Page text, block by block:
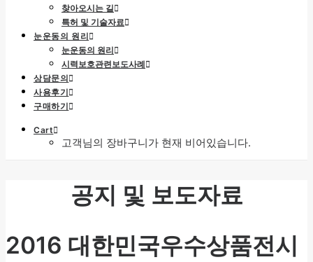
찾아오시는 길
특허 및 기술자료
눈운동의 원리
눈운동의 원리
시력보호관련보도사례
상담문의
사용후기
구매하기
Cart
고객님의 장바구니가 현재 비어있습니다.
공지 및 보도자료
2016 대한민국우수상품전시